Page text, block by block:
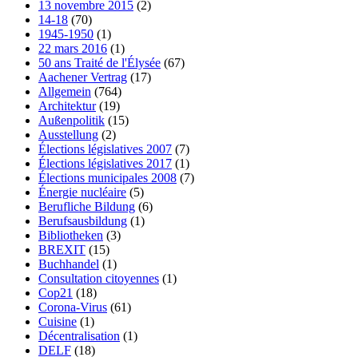
13 novembre 2015 (2)
14-18 (70)
1945-1950 (1)
22 mars 2016 (1)
50 ans Traité de l'Élysée (67)
Aachener Vertrag (17)
Allgemein (764)
Architektur(19)
Außenpolitik (15)
Ausstellung (2)
Élections législatives 2007 (7)
Élections législatives 2017 (1)
Élections municipales 2008 (7)
Énergie nucléaire (5)
Berufliche Bildung (6)
Berufsausbildung (1)
Bibliotheken (3)
BREXIT (15)
Buchhandel (1)
Consultation citoyennes (1)
Cop21 (18)
Corona-Virus (61)
Cuisine (1)
Décentralisation (1)
DELF (18)